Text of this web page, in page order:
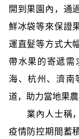
開到果園內，通
鮮冰袋等來保證
運直髮等方式大
帶水果的寄遞需
海、杭州、濟南
道，助力當地果
業內人士稱，
疫情防控期間蓄